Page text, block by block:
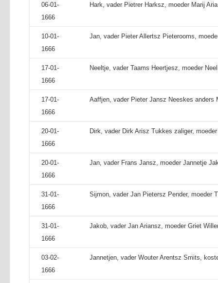
06-01-
1666
Hark, vader Pietrer Harksz, moeder Marij
10-01-
1666
Jan, vader Pieter Allertsz Pieterooms,
17-01-
1666
Neeltje, vader Taams Heertjesz, moeder
17-01-
1666
Aaffjen, vader Pieter Jansz Neeskes anders
20-01-
1666
Dirk, vader Dirk Arisz Tukkes zaliger,
20-01-
1666
Jan, vader Frans Jansz, moeder Jannetje
31-01-
1666
Sijmon, vader Jan Pietersz Pender, moeder
31-01-
1666
Jakob, vader Jan Ariansz, moeder Griet
03-02-
1666
Jannetjen, vader Wouter Arentsz Smits,